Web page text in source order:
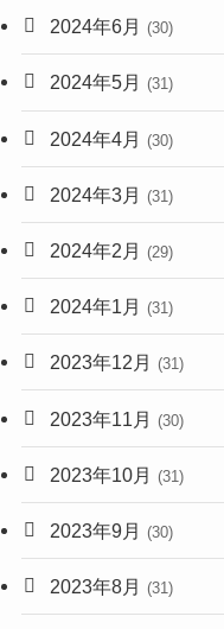
2024年6月 (30)
2024年5月 (31)
2024年4月 (30)
2024年3月 (31)
2024年2月 (29)
2024年1月 (31)
2023年12月 (31)
2023年11月 (30)
2023年10月 (31)
2023年9月 (30)
2023年8月 (31)